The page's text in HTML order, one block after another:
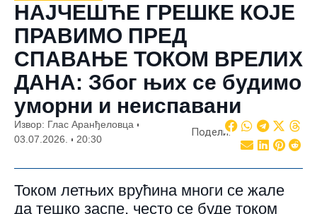
НАЈЧЕШЋЕ ГРЕШКЕ КОЈЕ
ПРАВИМО ПРЕД
СПАВАЊЕ ТОКОМ ВРЕЛИХ
ДАНА: Због њих се будимо
уморни и неиспавани
Извор: Глас Аранђеловца
03.07.2026.
20:30
Подели:
Током летњих врућина многи се жале
да тешко заспе, често се буде током